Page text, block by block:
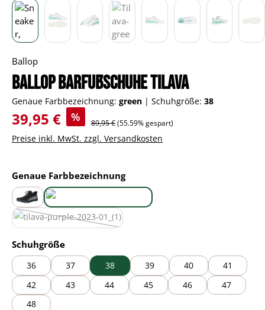
Ballop
Ballop Barfußschuhe Tilava
Genaue Farbbezeichnung: green | Schuhgröße: 38
Verkaufspreis:
39,95 € % Regulärer Preis:
89,95 €(55.59% gespart)
Preise inkl. MwSt. zzgl. Versandkosten
Genaue Farbbezeichnungauswählen
black
green
purple
(Diese Option ist zurzeit nicht verfügbar.)
Schuhgrößeauswählen
36 37 38 39 40
41
42
43 44 45 46
47
48